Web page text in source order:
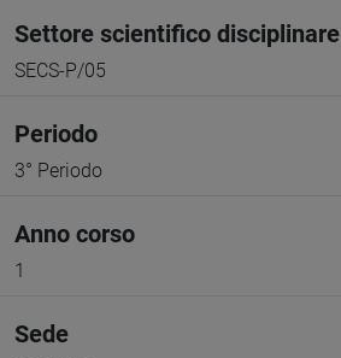
Settore scientifico disciplinare
SECS-P/05
Periodo
3° Periodo
Anno corso
1
Sede